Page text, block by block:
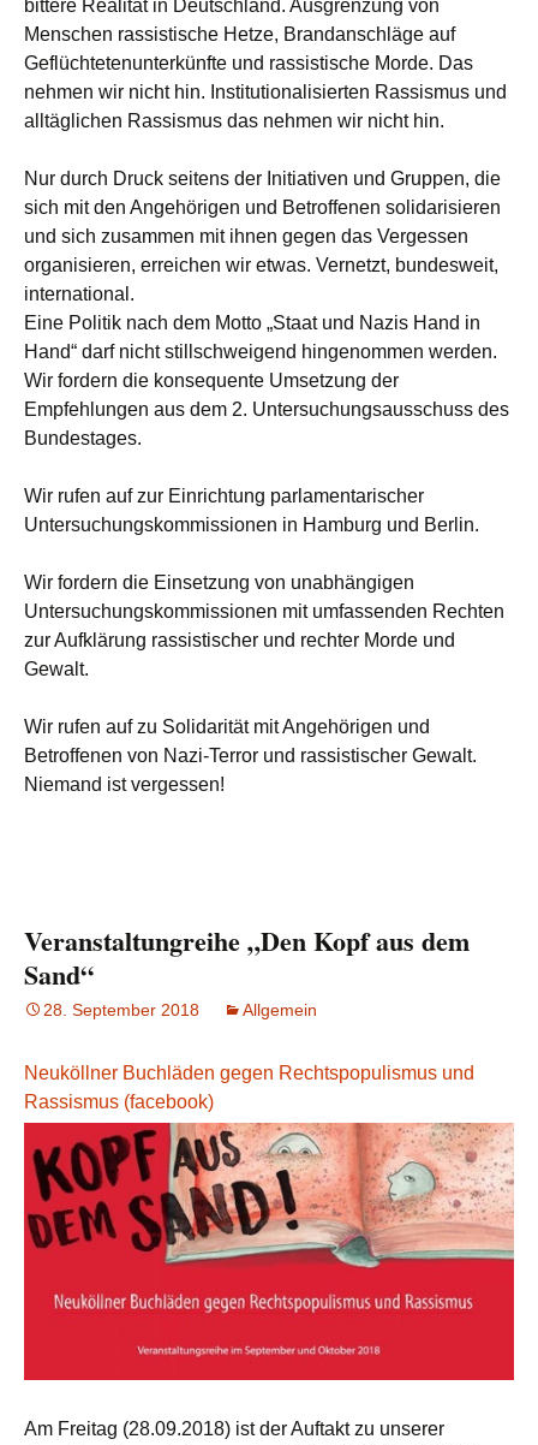
bittere Realität in Deutschland. Ausgrenzung von
Menschen rassistische Hetze, Brandanschläge auf
Geflüchtetenunterkünfte und rassistische Morde. Das
nehmen wir nicht hin. Institutionalisierten Rassismus und
alltäglichen Rassismus das nehmen wir nicht hin.
Nur durch Druck seitens der Initiativen und Gruppen, die
sich mit den Angehörigen und Betroffenen solidarisieren
und sich zusammen mit ihnen gegen das Vergessen
organisieren, erreichen wir etwas. Vernetzt, bundesweit,
international.
Eine Politik nach dem Motto „Staat und Nazis Hand in
Hand“ darf nicht stillschweigend hingenommen werden.
Wir fordern die konsequente Umsetzung der
Empfehlungen aus dem 2. Untersuchungsausschuss des
Bundestages.
Wir rufen auf zur Einrichtung parlamentarischer
Untersuchungskommissionen in Hamburg und Berlin.
Wir fordern die Einsetzung von unabhängigen
Untersuchungskommissionen mit umfassenden Rechten
zur Aufklärung rassistischer und rechter Morde und
Gewalt.
Wir rufen auf zu Solidarität mit Angehörigen und
Betroffenen von Nazi-Terror und rassistischer Gewalt.
Niemand ist vergessen!
Veranstaltungreihe „Den Kopf aus dem
Sand“
28. September 2018 Allgemein
Neuköllner Buchläden gegen Rechtspopulismus und
Rassismus (facebook)
Am Freitag (28.09.2018) ist der Auftakt zu unserer